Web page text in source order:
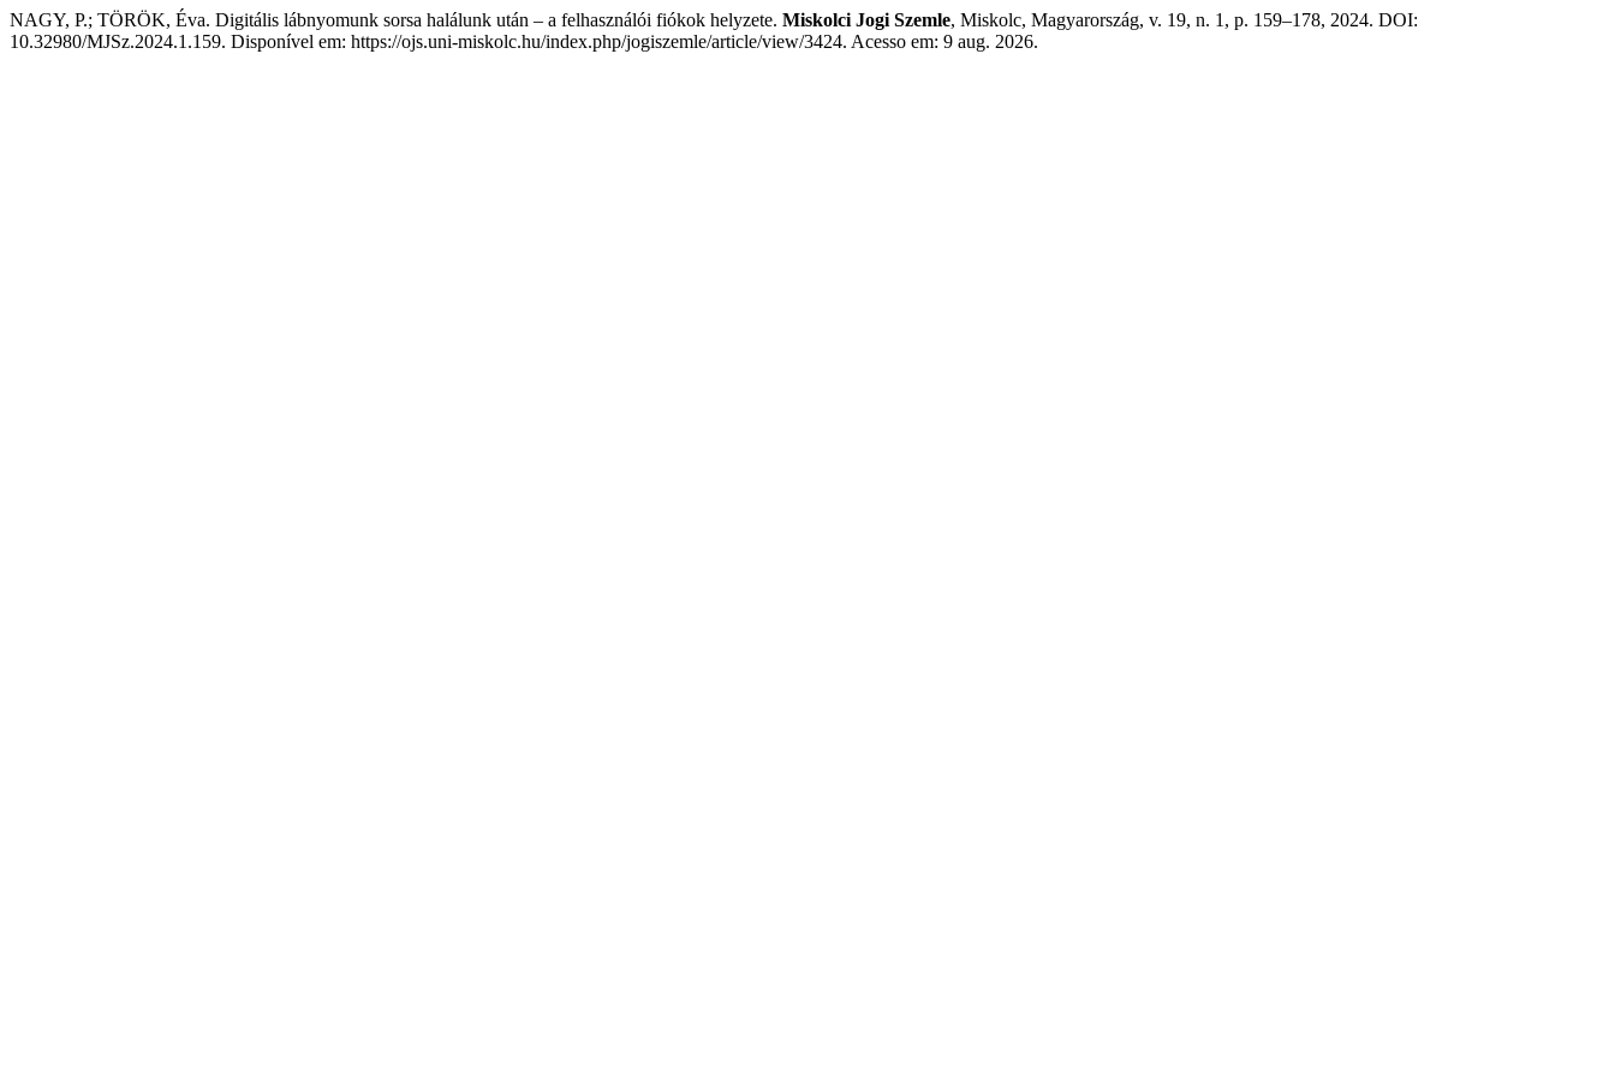
NAGY, P.; TÖRÖK, Éva. Digitális lábnyomunk sorsa halálunk után – a felhasználói fiókok helyzete. Miskolci Jogi Szemle, Miskolc, Magyarország, v. 19, n. 1, p. 159–178, 2024. DOI:
10.32980/MJSz.2024.1.159. Disponível em: https://ojs.uni-miskolc.hu/index.php/jogiszemle/article/view/3424. Acesso em: 9 aug. 2026.